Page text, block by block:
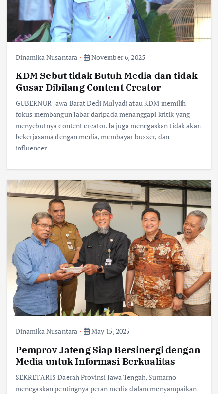
Dinamika Nusantara November 6, 2025
KDM Sebut tidak Butuh Media dan tidak
Gusar Dibilang Content Creator
GUBERNUR Jawa Barat Dedi Mulyadi atau KDM memilih
fokus membangun Jabar daripada menanggapi kritik yang
menyebutnya content creator. Ia juga menegaskan tidak akan
bekerjasama dengan media, membayar buzzer, dan
influencer…
Dinamika Nusantara May 15, 2025
Pemprov Jateng Siap Bersinergi dengan
Media untuk Informasi Berkualitas
SEKRETARIS Daerah Provinsi Jawa Tengah, Sumarno
menegaskan pentingnya peran media dalam menyampaikan